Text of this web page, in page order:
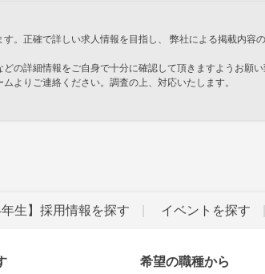
。正確で詳しい求人情報を目指し、 弊社による掲載内
の詳細情報をご自身で十分に確認して頂きますようお願い
よりご連絡ください。調査の上、対応いたします。
年生】採用情報を探す イベントを探す
希望の職種から